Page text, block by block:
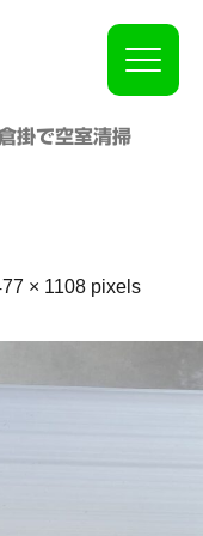
Click
掛で空室清掃
× 1108 pixels